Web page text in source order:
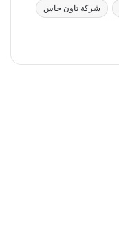
شركة تاون جاس